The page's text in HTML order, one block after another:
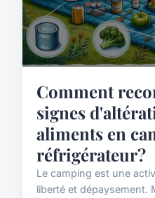
Comment
signes
aliments en
réfrigérateur?
Le camping est une
liberté et dépaysement.